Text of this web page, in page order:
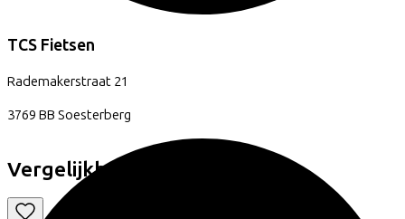
TCS Fietsen
Rademakerstraat 21
3769 BB Soesterberg
Vergelijkbare fietsen